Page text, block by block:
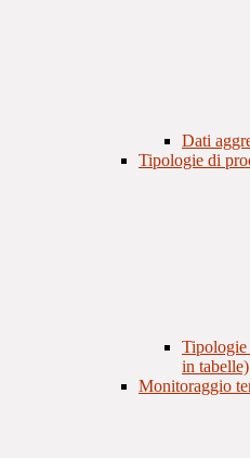
Dati
Tipologie di
Tipologie
in tabelle)
Monitoraggio